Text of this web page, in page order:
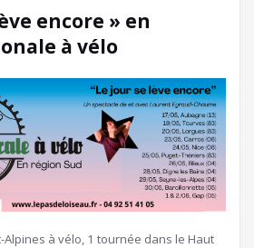
encore » en
à vélo
à vélo, 1 tournée dans le Haut